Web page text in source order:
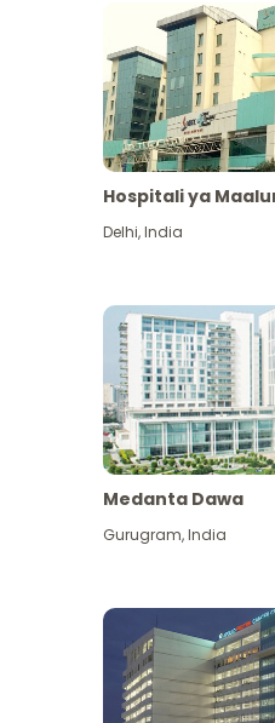
Hospitali ya
Delhi,India
Medanta Dawa
Gurugram,India